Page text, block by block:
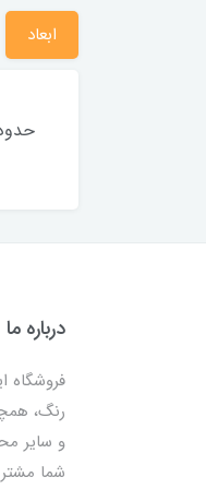
ابعاد
حدوداً 13 در 3
درباره ما
فروشگاه
رنگ،
و سایر
شما